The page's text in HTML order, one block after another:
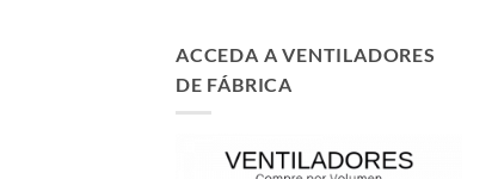
ACCEDA A VENTILADORES
DE FÁBRICA